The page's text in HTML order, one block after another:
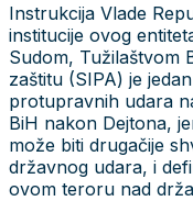
Instrukcija Vlade
institucije ovog
Sudom, Tužilaštvom
zaštitu (SIPA) je
protupravnih udara
BiH nakon Dejtona,
može biti drugačije
državnog udara, i
ovom teroru nad